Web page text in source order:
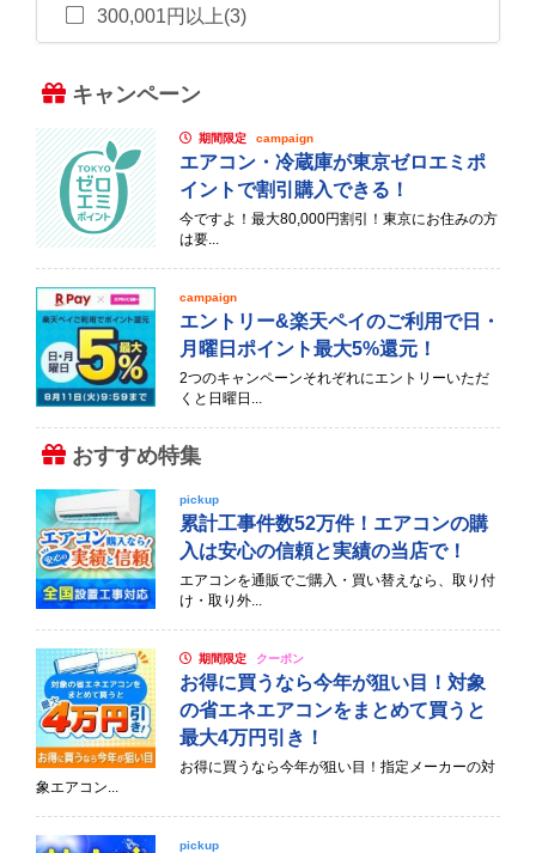
300,001円以上(3)
キャンペーン
期間限定 campaign
エアコン・冷蔵庫が東京ゼロエミポ
イントで割引購入できる！
今ですよ！最大80,000円割引！東京にお住みの方
は要...
campaign
エントリー&楽天ペイのご利用で日・
月曜日ポイント最大5%還元！
2つのキャンペーンそれぞれにエントリーいただ
くと日曜日...
おすすめ特集
pickup
累計工事件数52万件！エアコンの購
入は安心の信頼と実績の当店で！
エアコンを通販でご購入・買い替えなら、取り付
け・取り外...
期間限定 クーポン
お得に買うなら今年が狙い目！対象
の省エネエアコンをまとめて買うと
最大4万円引き！
お得に買うなら今年が狙い目！指定メーカーの対
象エアコン...
pickup